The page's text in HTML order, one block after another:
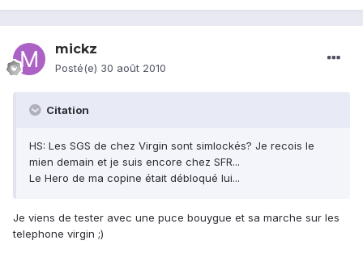
mickz
Posté(e) 30 août 2010
Citation
HS: Les SGS de chez Virgin sont simlockés? Je recois le
mien demain et je suis encore chez SFR...
Le Hero de ma copine était débloqué lui...
Je viens de tester avec une puce bouygue et sa marche sur les
telephone virgin ;)